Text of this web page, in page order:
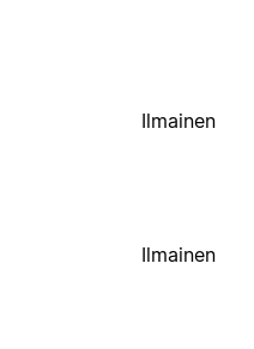
Ilmainen
Ilmainen